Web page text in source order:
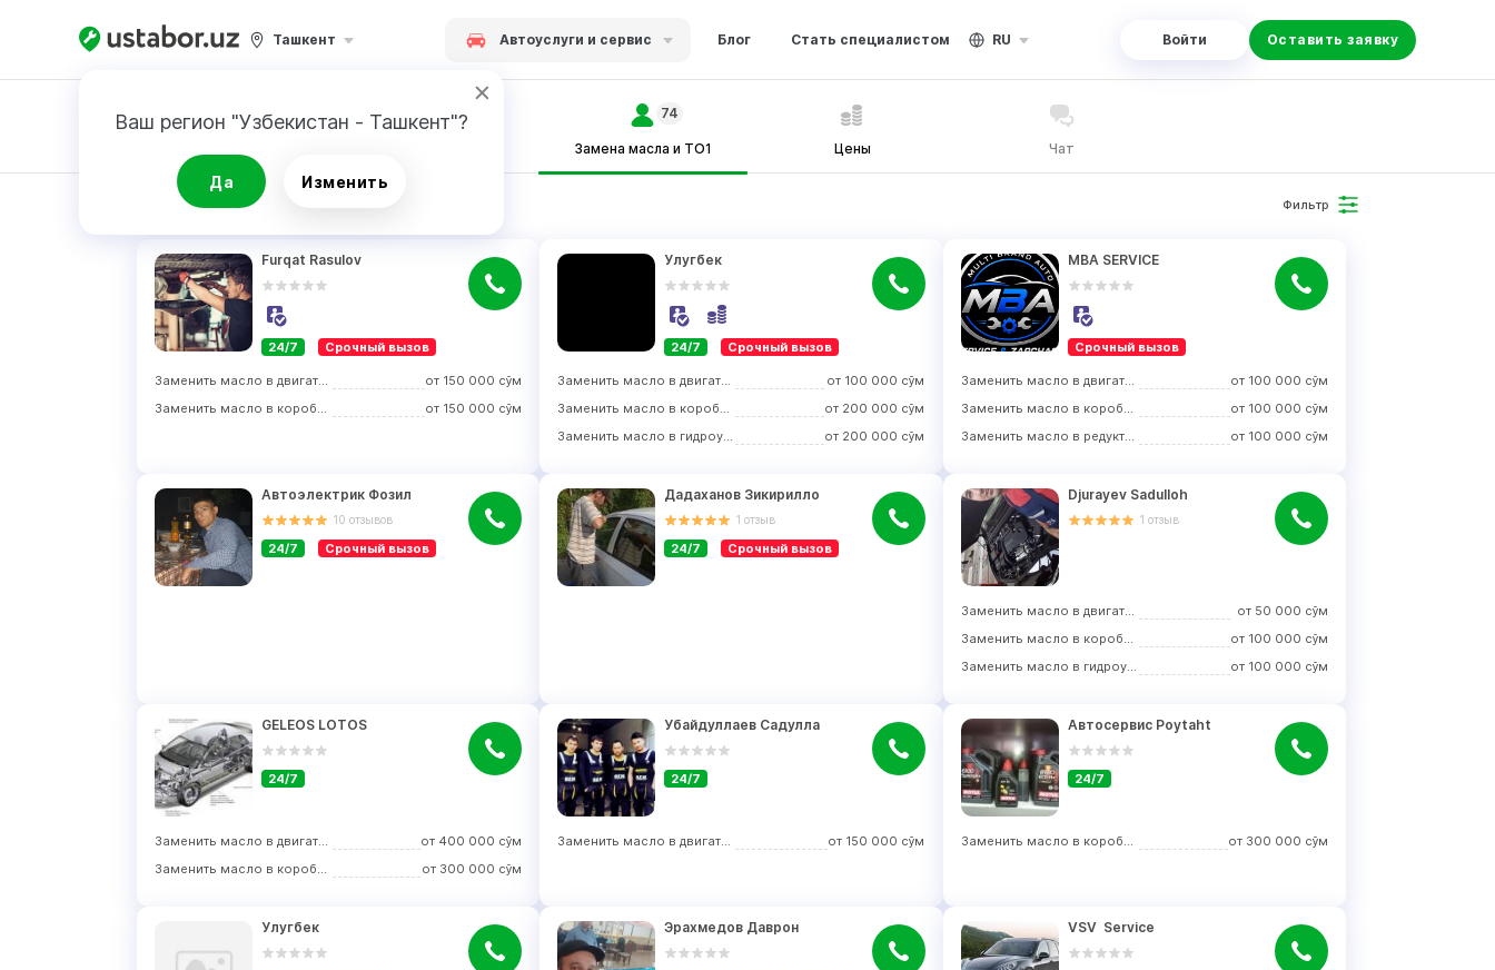
Ташкент Автоуслуги и сервис Блог Стать специалистом RU Войти Оставить заявку
Ваш регион "Узбекистан - Ташкент"?
Да Изменить
Замена масла и ТО1
74
Цены Чат
РЕЗУЛЬТАТ Фильтр
Furqat Rasulov
24/7 Срочный вызов
Заменить масло в двигателе от 150 000 сўм
Заменить масло в коробке передач
от 150 000 сўм
Улугбек
24/7 Срочный вызов
Заменить масло в двигателе от 100 000 сўм
Заменить масло в коробке передач
от 200 000 сўм
Заменить масло в гидроусилителе руля
от 200 000 сўм
MBA SERVICE
Срочный вызов
Заменить масло в двигателе от 100 000 сўм
Заменить масло в коробке передач
от 100 000 сўм
Заменить масло в редукторе
от 100 000 сўм
Автоэлектрик Фозил
10 отзывов
24/7 Срочный вызов
Дадаханов Зикирилло
1отзыв
24/7 Срочный вызов
Djurayev Sadulloh
1 отзыв
Заменить масло в двигателе от 50 000 сўм
Заменить масло в коробке передач
от 100 000 сўм
Заменить масло в гидроусилителе руля
от 100 000 сўм
GELEOS LOTOS
24/7
Заменить масло в двигателе от 400 000 сўм
Заменить масло в коробке передач
от 300 000 сўм
Убайдуллаев Садулла
24/7
Заменить масло в двигателе от 150 000 сўм
Автосервис Poytaht
24/7
Заменить масло в коробке передач от 300 000 сўм
Улугбек Эрахмедов Даврон VSV  Service